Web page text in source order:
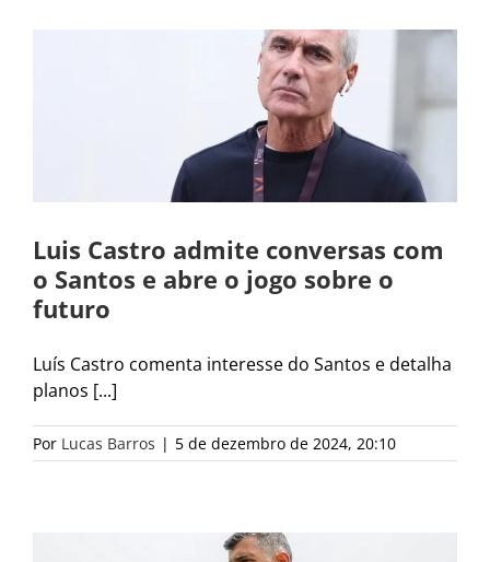
Luis Castro admite conversas com
o Santos e abre o jogo sobre o
futuro
Luís Castro comenta interesse do Santos e detalha
planos [...]
Por Lucas Barros | 5 de dezembro de 2024, 20:10